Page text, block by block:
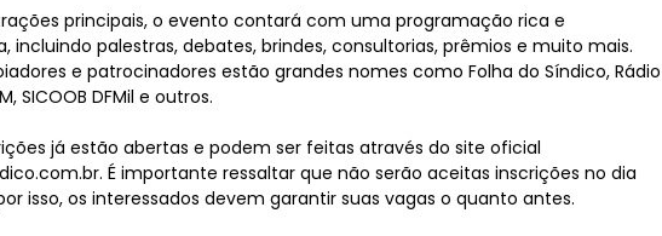
principais, o evento contará com uma programação rica e
incluindo palestras, debates, brindes, consultorias, prêmios e muito mais.
e patrocinadores estão grandes nomes como Folha do Síndico, Rádio
SICOOB DFMil e outros.
já estão abertas e podem ser feitas através do site oficial
. É importante ressaltar que não serão aceitas inscrições no dia
isso, os interessados devem garantir suas vagas o quanto antes.